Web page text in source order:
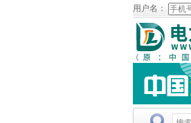
用户名：